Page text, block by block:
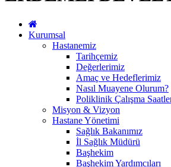
Kurumsal
Hastanemiz
Tarihçemiz
Değerlerimiz
Amaç ve Hedeflerimiz
Nasıl Muayene Olurum?
Poliklinik Çalışma
Misyon & Vizyon
Hastane Yönetimi
Sağlık Bakanımız
İl Sağlık Müdürü
Başhekim
Başhekim Yardımcıları